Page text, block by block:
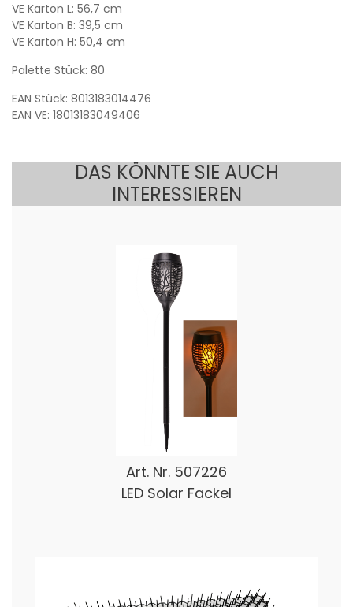
VE Karton L: 56,7 cm
VE Karton B: 39,5 cm
VE Karton H: 50,4 cm
Palette Stück: 80
EAN Stück: 8013183014476
EAN VE: 18013183049406
DAS KÖNNTE SIE AUCH
INTERESSIEREN
Art. Nr. 507226
LED Solar Fackel